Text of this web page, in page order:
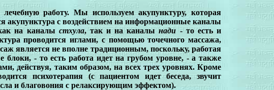
работу. Мы используем акупунктуру, которая
акупунктура с воздействием на информационные каналы
на каналы стхула, так и на каналынади - то есть и
проводится иглами, с помощью точечного массажа,
является не вполне традиционным, поскольку, работая
- то есть работа идет на грубом уровне, - а также
действуя, таким образом, на всех трех уровнях. Кроме
психотерапия (с пациентом идет беседа, звучит
и благовония с релаксирующим эффектом).